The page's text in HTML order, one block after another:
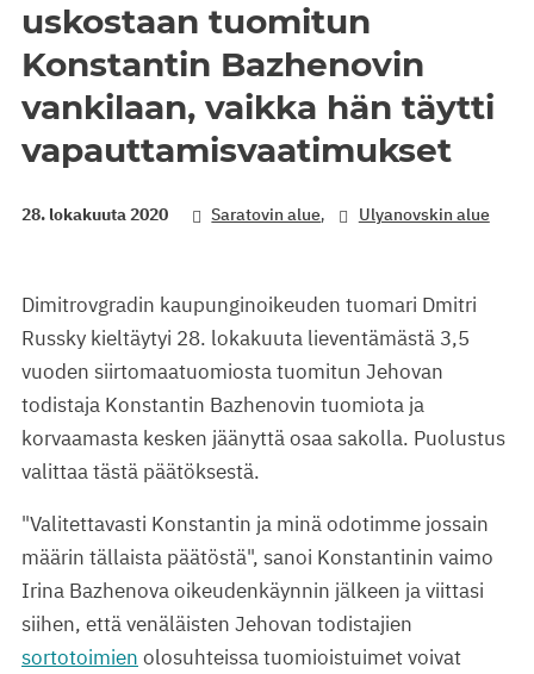
uskostaan tuomitun
Konstantin Bazhenovin
vankilaan, vaikka hän täytti
vapauttamisvaatimukset
28. lokakuuta 2020 Saratovin alue, Ulyanovskin alue
Dimitrovgradin kaupunginoikeuden tuomari Dmitri
Russky kieltäytyi 28. lokakuuta lieventämästä 3,5
vuoden siirtomaatuomiosta tuomitun Jehovan
todistaja Konstantin Bazhenovin tuomiota ja
korvaamasta kesken jäänyttä osaa sakolla. Puolustus
valittaa tästä päätöksestä.
"Valitettavasti Konstantin ja minä odotimme jossain
määrin tällaista päätöstä", sanoi Konstantinin vaimo
Irina Bazhenova oikeudenkäynnin jälkeen ja viittasi
siihen, että venäläisten Jehovan todistajien
sortotoimien olosuhteissa tuomioistuimet voivat